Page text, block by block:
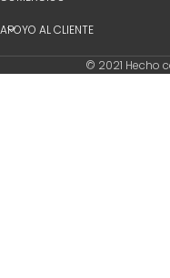
APOYO AL CLIENTE
© 2021 Hecho